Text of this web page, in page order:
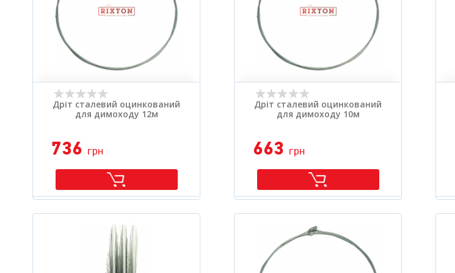
Дріт сталевий оцинкований
для димоходу 12м
736 грн
Дріт сталевий оцинкований
для димоходу 10м
663 грн